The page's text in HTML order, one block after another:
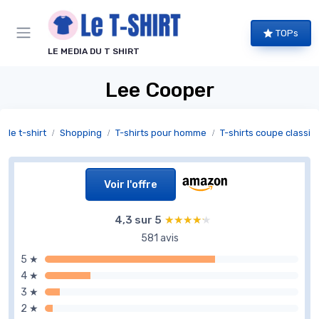
LE MEDIA DU T SHIRT
TOPs
Lee Cooper
le t-shirt Shopping T-shirts pour homme T-shirts coupe
Voir l'offre
4,3 sur 5 ★★★★★
★★★★★
581 avis
5 ★
4 ★
3 ★
2 ★
Panneau de gestion des cookies